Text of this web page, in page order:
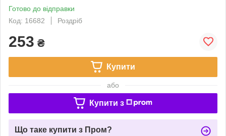
Готово до відправки
Код: 16682
Роздріб
253 ₴
Купити
або
Купити з
Що таке купити з Пром?